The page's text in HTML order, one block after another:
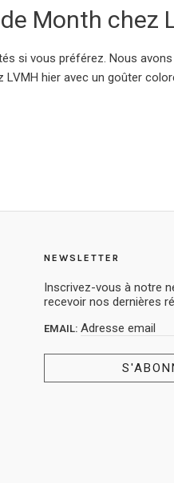
Month chez
si vous préférez. Nous avons
hier avec un goûter
NEWSLETTER
Inscrivez-vous à notre
recevoir nos dernières
EMAIL: